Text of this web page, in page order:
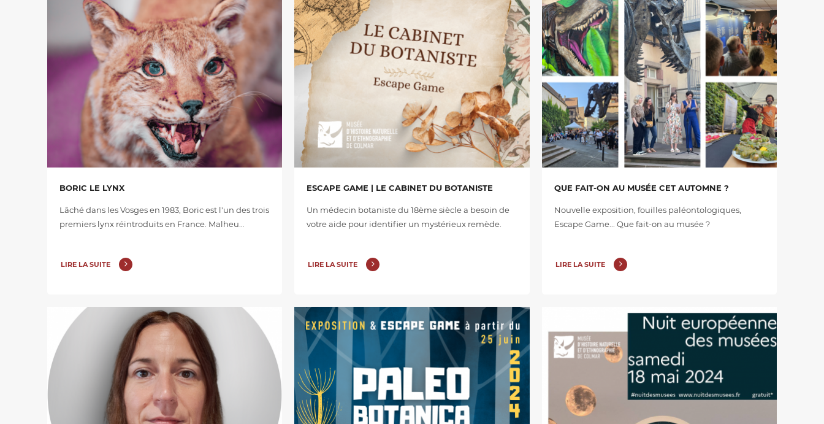
BORIC LE LYNX
Lâché dans les Vosges en 1983, Boric est l'un des trois
premiers lynx réintroduits en France. Malheu…
LIRE LA SUITE
ESCAPE GAME | LE CABINET DU BOTANISTE
Un médecin botaniste du 18ème siècle a besoin de
votre aide pour identifier un mystérieux remède.
LIRE LA SUITE
QUE FAIT-ON AU MUSÉE CET AUTOMNE ?
Nouvelle exposition, fouilles paléontologiques,
Escape Game... Que fait-on au musée ?
LIRE LA SUITE